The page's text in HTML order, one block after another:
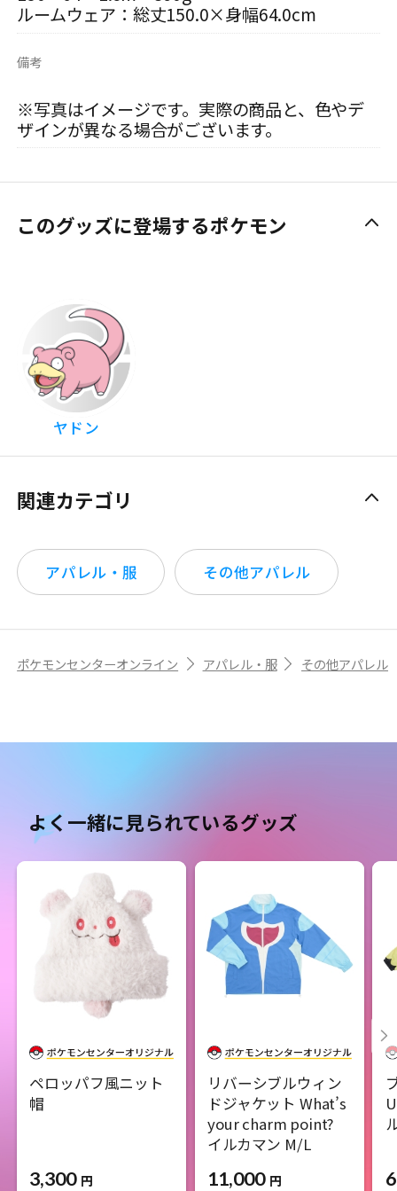
ルームウェア：総丈150.0×身幅64.0cm
備考
※写真はイメージです。実際の商品と、色やデ
ザインが異なる場合がございます。
このグッズに登場するポケモン
ヤドン
関連カテゴリ
アパレル・服 その他アパレル
ポケモンセンターオンライン アパレル・服 その他アパレル
よく一緒に見られているグッズ
ペロッパフ風ニット
帽
3,300 円
リバーシブルウィン
ドジャケット What’s
your charm point?
イルカマン M/L
11,000 円